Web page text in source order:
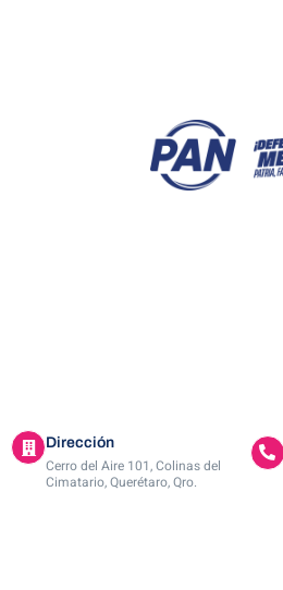
Dirección
Cerro del Aire 101, Colinas del
Cimatario, Querétaro, Qro.